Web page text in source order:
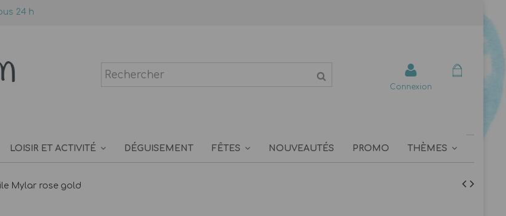
24 h
Connexion
LOISIR ET ACTIVITÉ DÉGUISEMENT FÊTES NOUVEAUTÉS PROMO THÈMES
Mylar rose gold